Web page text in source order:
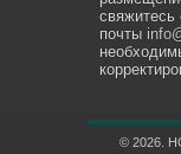
свяжитесь
почты
© 2026.